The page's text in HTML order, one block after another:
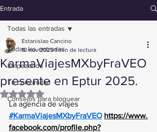
Entrada
Todas las entradas
Empezando
Tu comunidad
Consejos para bloguear
Todas las entradas
KarmaViajesMXbyFraVEO
presente en Eptur 2025.
Estanislao Cancino
10 nov 2025 1 min de lectura
Obtuvo NaN de 5 estrellas.
La agencia de viajes
#KarmaViajesMXbyFraVEO https://www.
facebook.com/profile.php?